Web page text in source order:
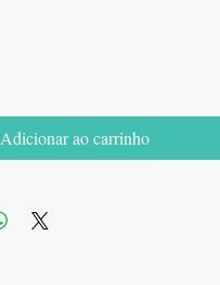
Adicionar ao carrinho